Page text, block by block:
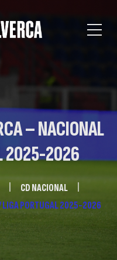
– NACIONAL
2025-2026
CD NACIONAL
LIGA PORTUGAL 2025-2026